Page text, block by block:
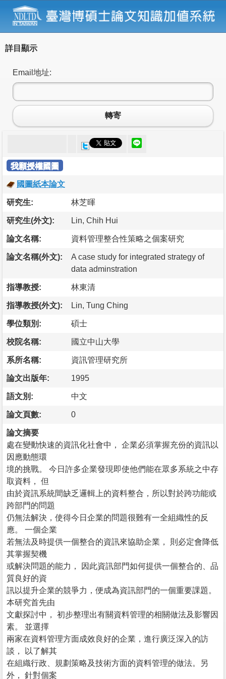
詳目顯示
Email地址:
轉寄
我願授權國圖
國圖紙本論文
研究生: 林芝暉
研究生(外文): Lin, Chih Hui
論文名稱: 資料管理整合性策略之個案研究
論文名稱(外文):
A case study for integrated strategy of
data adminstration
指導教授: 林東清
指導教授(外文): Lin, Tung Ching
學位類別: 碩士
校院名稱: 國立中山大學
系所名稱: 資訊管理研究所
論文出版年: 1995
語文別: 中文
論文頁數: 0
論文摘要
處在變動快速的資訊化社會中， 企業必須掌握充份的資訊以
因應動態環
境的挑戰。 今日許多企業發現即使他們能在眾多系統之中存
取資料， 但
由於資訊系統間缺乏邏輯上的資料整合，所以對於跨功能或
跨部門的問題
仍無法解決，使得今日企業的問題很難有一全組織性的反
應。 一個企業
若無法及時提供一個整合的資訊來協助企業， 則必定會降低
其掌握契機
或解決問題的能力， 因此資訊部門如何提供一個整合的、品
質良好的資
訊以提升企業的競爭力，便成為資訊部門的一個重要課題。
本研究首先由
文獻探討中， 初步整理出有關資料管理的相關做法及影響因
素。 並選擇
兩家在資料管理方面成效良好的企業，進行廣泛深入的訪
談， 以了解其
在組織行政、規劃策略及技術方面的資料管理的做法。另
外， 針對個案